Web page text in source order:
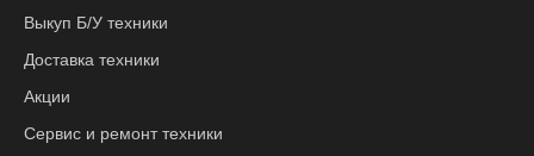
Выкуп Б/У техники
Доставка техники
Акции
Сервис и ремонт техники